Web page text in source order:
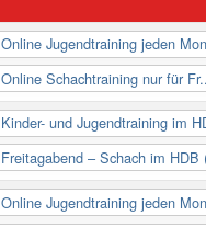
Online Jugendtraining jeden
Online Schachtraining nur für
Kinder- und Jugendtraining im
Freitagabend – Schach im HDB
Online Jugendtraining jeden